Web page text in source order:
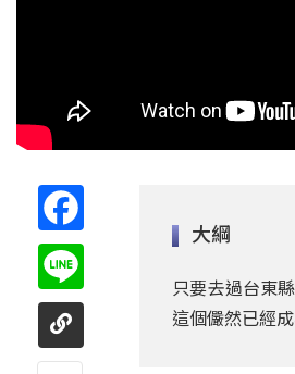
大綱
只要去過台東
這個儼然已經